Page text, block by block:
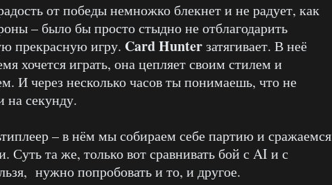
от победы немножко блекнет и не радует, как
– было бы просто стыдно не отблагодарить
прекрасную игру. Card Hunterзатягивает. В неё
хочется играть, она цепляет своим стилем и
И через несколько часов ты понимаешь, что не
на секунду.
– в нём мы собираем себе партию и сражаемся
Суть та же, только вот сравнивать бой с AI и с
нужно попробовать и то, и другое.